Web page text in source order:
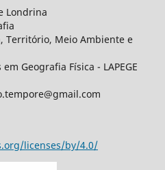
Londrina
Território, Meio Ambiente e
Geografia Física - LAPEGE
licenses/by/4.0/